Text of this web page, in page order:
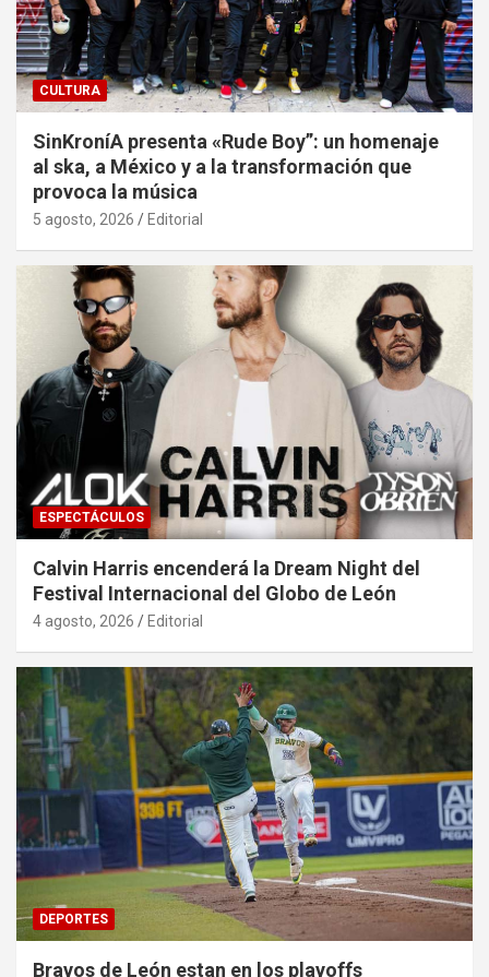
CULTURA
SinKroníA presenta «Rude Boy”: un homenaje
al ska, a México y a la transformación que
provoca la música
5 agosto, 2026 Editorial
ESPECTÁCULOS
Calvin Harris encenderá la Dream Night del
Festival Internacional del Globo de León
4 agosto, 2026 Editorial
DEPORTES
Bravos de León estan en los playoffs